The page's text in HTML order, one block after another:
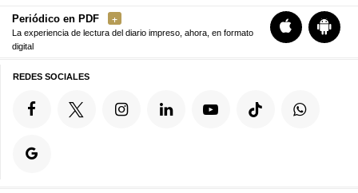
Periódico en PDF
La experiencia de lectura del diario impreso, ahora, en formato
digital
REDES SOCIALES